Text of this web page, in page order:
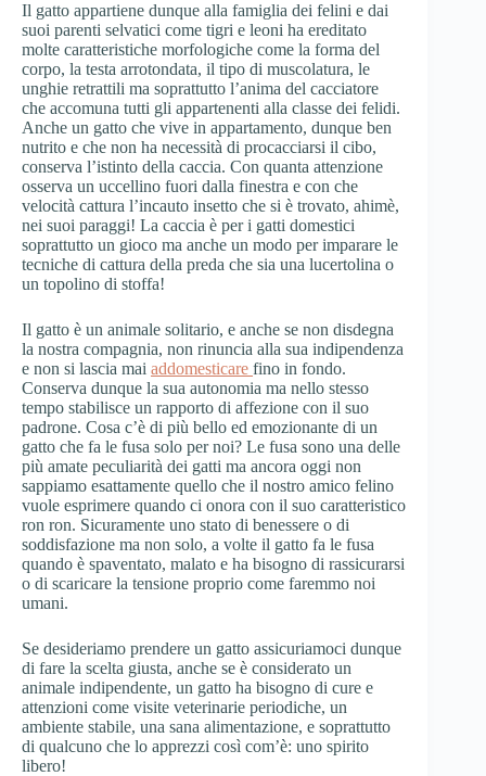
Il gatto appartiene dunque alla famiglia dei felini e dai
suoi parenti selvatici come tigri e leoni ha ereditato
molte caratteristiche morfologiche come la forma del
corpo, la testa arrotondata, il tipo di muscolatura, le
unghie retrattili ma soprattutto l’anima del cacciatore
che accomuna tutti gli appartenenti alla classe dei felidi.
Anche un gatto che vive in appartamento, dunque ben
nutrito e che non ha necessità di procacciarsi il cibo,
conserva l’istinto della caccia. Con quanta attenzione
osserva un uccellino fuori dalla finestra e con che
velocità cattura l’incauto insetto che si è trovato, ahimè,
nei suoi paraggi! La caccia è per i gatti domestici
soprattutto un gioco ma anche un modo per imparare le
tecniche di cattura della preda che sia una lucertolina o
un topolino di stoffa!
Il gatto è un animale solitario, e anche se non disdegna
la nostra compagnia, non rinuncia alla sua indipendenza
e non si lascia mai addomesticare fino in fondo.
Conserva dunque la sua autonomia ma nello stesso
tempo stabilisce un rapporto di affezione con il suo
padrone. Cosa c’è di più bello ed emozionante di un
gatto che fa le fusa solo per noi? Le fusa sono una delle
più amate peculiarità dei gatti ma ancora oggi non
sappiamo esattamente quello che il nostro amico felino
vuole esprimere quando ci onora con il suo caratteristico
ron ron. Sicuramente uno stato di benessere o di
soddisfazione ma non solo, a volte il gatto fa le fusa
quando è spaventato, malato e ha bisogno di rassicurarsi
o di scaricare la tensione proprio come faremmo noi
umani.
Se desideriamo prendere un gatto assicuriamoci dunque
di fare la scelta giusta, anche se è considerato un
animale indipendente, un gatto ha bisogno di cure e
attenzioni come visite veterinarie periodiche, un
ambiente stabile, una sana alimentazione, e soprattutto
di qualcuno che lo apprezzi così com’è: uno spirito
libero!